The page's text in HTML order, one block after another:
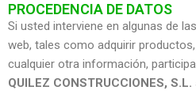
PROCEDENCIA DE DATOS
Si usted interviene en algunas de
web, tales como adquirir
cualquier otra información,
QUILEZ CONSTRUCCIONES, S.L.